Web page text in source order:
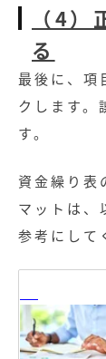
（4
る
最後に、項
クします。
す。
資金繰り表
マットは、
参考にして